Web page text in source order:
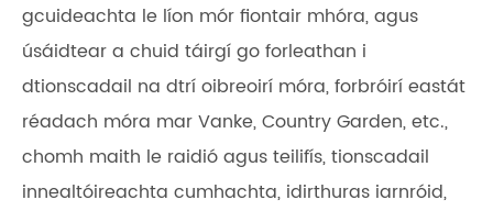
gcuideachta le líon mór fiontair mhóra, agus
úsáidtear a chuid táirgí go forleathan i
dtionscadail na dtrí oibreoirí móra, forbróirí eastát
réadach móra mar Vanke, Country Garden, etc.,
chomh maith le raidió agus teilifís, tionscadail
innealtóireachta cumhachta, idirthuras iarnróid,